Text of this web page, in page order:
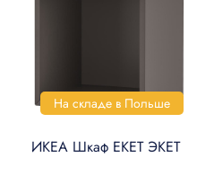
На складе в Польше
ИКЕА Шкаф EKET ЭКЕТ